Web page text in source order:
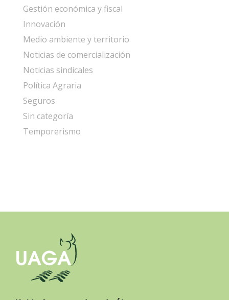
Gestión económica y fiscal
Innovación
Medio ambiente y territorio
Noticias de comercialización
Noticias sindicales
Política Agraria
Seguros
Sin categoría
Temporerismo